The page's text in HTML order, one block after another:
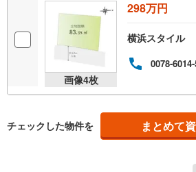
画像4枚
298万円
横浜スタイル
0078-
チェックした物件を まとめて
北足立郡
入間郡越
比企郡小
比企郡鳩